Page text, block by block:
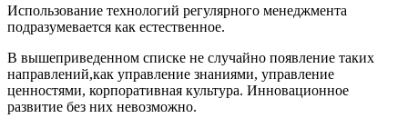
Использование технологий регулярного менеджмента
подразумевается как естественное.
В вышеприведенном списке не случайно появление таких
направлений,как управление знаниями, управление
ценностями, корпоративная культура. Инновационное
развитие без них невозможно.